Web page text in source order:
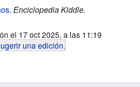
. Enciclopedia Kiddle.
el 17 oct 2025, a las 11:19
una edición.